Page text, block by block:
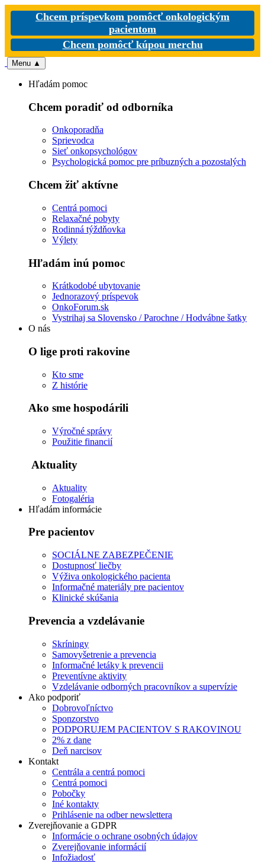
Chcem príspevkom pomôcť onkologickým
pacientom
Chcem pomôcť kúpou merchu
Menu ▲
Hľadám pomoc
Chcem poradiť od odborníka
Onkoporadňa
Sprievodca
Sieť onkopsychológov
Psychologická pomoc pre príbuzných a pozostalých
Chcem žiť aktívne
Centrá pomoci
Relaxačné pobyty
Rodinná týždňovka
Výlety
Hľadám inú pomoc
Krátkodobé ubytovanie
Jednorazový príspevok
OnkoForum.sk
Vystrihaj sa Slovensko / Parochne / Hodvábne šatky
O nás
O lige proti rakovine
Kto sme
Z histórie
Ako sme hospodárili
Výročné správy
Použitie financií
Aktuality
Aktuality
Fotogaléria
Hľadám informácie
Pre pacientov
SOCIÁLNE ZABEZPEČENIE
Dostupnosť liečby
Výživa onkologického pacienta
Informačné materiály pre pacientov
Klinické skúšania
Prevencia a vzdelávanie
Skríningy
Samovyšetrenie a prevencia
Informačné letáky k prevencii
Preventívne aktivity
Vzdelávanie odborných pracovníkov a supervízie
Ako podporiť
Dobrovoľníctvo
Sponzorstvo
PODPORUJEM PACIENTOV S RAKOVINOU
2% z dane
Deň narcisov
Kontakt
Centrála a centrá pomoci
Centrá pomoci
Pobočky
Iné kontakty
Prihlásenie na odber newslettera
Zverejňovanie a GDPR
Informácie o ochrane osobných údajov
Zverejňovanie informácií
Infožiadosť